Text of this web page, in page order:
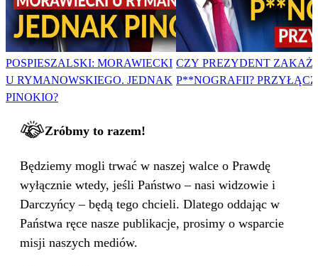
POSPIESZALSKI: MORAWIECKI
U RYMANOWSKIEGO. JEDNAK
PINOKIO?
CZY PREZYDENT
P**NOGRAFII?
Zróbmy to razem!
Będziemy mogli trwać w naszej walce o Prawdę
wyłącznie wtedy, jeśli Państwo – nasi widzowie i
Darczyńcy – będą tego chcieli. Dlatego oddając w
Państwa ręce nasze publikacje, prosimy o wsparcie
misji naszych mediów.